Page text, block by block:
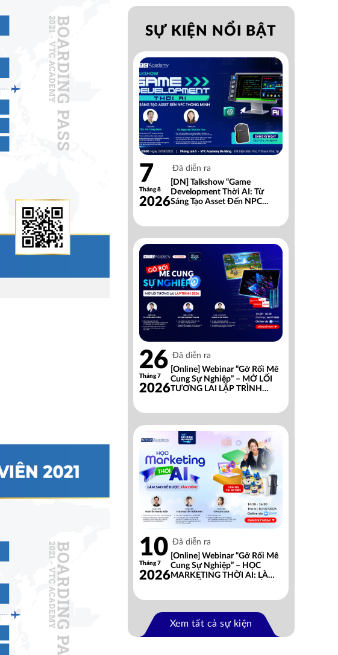
SỰ KIỆN NỔI BẬT
7
Tháng 8
2026
Đã diễn ra
[DN] Talkshow “Game
Development Thời AI: Từ
Sáng Tạo Asset Đến NPC
26
Tháng 7
2026
Đã diễn ra
[Online] Webinar “Gỡ Rối Mê
Cung Sự Nghiệp” – MỞ LỐI
TƯƠNG LAI LẬP TRÌNH
10
Tháng 7
2026
Đã diễn ra
[Online] Webinar “Gỡ Rối Mê
Cung Sự Nghiệp” – HỌC
MARKETING THỜI AI: LÀM
Xem tất cả sự kiện